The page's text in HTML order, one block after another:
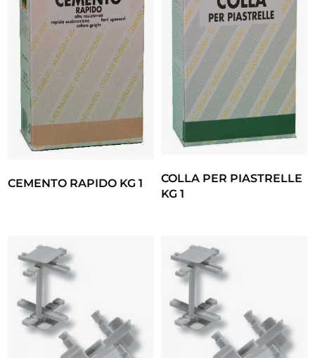
CEMENTO RAPIDO KG 1
COLLA PER PIASTRELLE
KG 1